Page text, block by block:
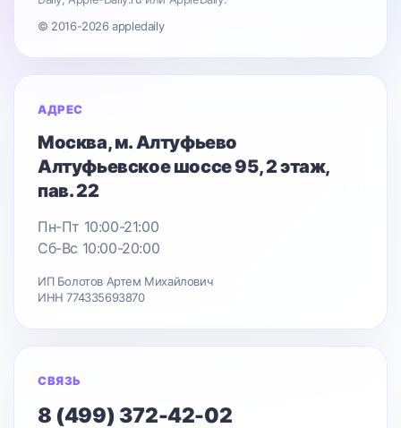
© 2016-2026 appledaily
АДРЕС
Москва, м. Алтуфьево
Алтуфьевское шоссе 95, 2 этаж,
пав. 22
Пн-Пт 10:00-21:00
Сб-Вс 10:00-20:00
ИП Болотов Артем Михайлович
ИНН 774335693870
СВЯЗЬ
8 (499) 372-42-02